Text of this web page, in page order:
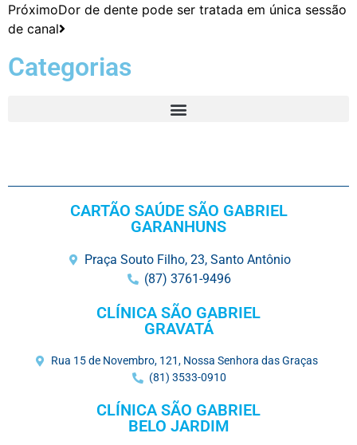
PróximoDor de dente pode ser tratada em única sessão
de canal
Categorias
CARTÃO SAÚDE SÃO GABRIEL
GARANHUNS
Praça Souto Filho, 23, Santo Antônio
(87) 3761-9496
CLÍNICA SÃO GABRIEL
GRAVATÁ
Rua 15 de Novembro, 121, Nossa Senhora das Graças
(81) 3533-0910
CLÍNICA SÃO GABRIEL
BELO JARDIM